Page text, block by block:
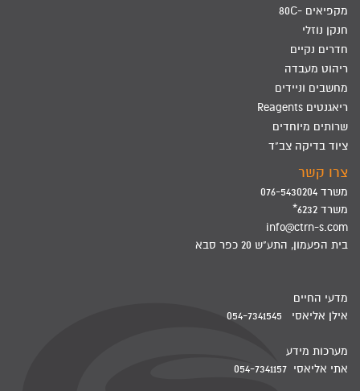
מקפיאים -80C
חנקן נוזלי
חדרים נקיים
ריהוט מעבדה
מחשבים וניידים
ריאגנטים Reagents
שרותים מיוחדים
ציוד בדיקה צב"ד
צרו קשר
משרד 076-5430204
משרד 6232*
info@ctrn-s.com
בית הפעמון, התע"ש 20 כפר סבא
מדעי החיים
אילן אליאסי 054-7341545
מערכות מידע
אתי אליאסי 054-7341157